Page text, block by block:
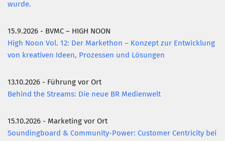
wurde.
15.9.2026 - BVMC – HIGH NOON
High Noon Vol. 12: Der Markethon – Konzept zur Entwicklung
von kreativen Ideen, Prozessen und Lösungen
13.10.2026 - Führung vor Ort
Behind the Streams: Die neue BR Medienwelt
15.10.2026 - Marketing vor Ort
Soundingboard & Community-Power: Customer Centricity bei